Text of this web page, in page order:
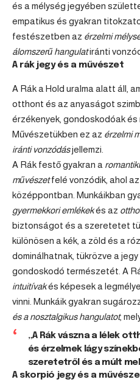
és a mélység jegyében
empatikus és gyakran
festészetben az érzelmi
álomszerű hangulatiránti
A rák jegy és a művészet
A Rák a Hold uralma alatt áll,
otthont és az anyaságot
érzékenyek, gondoskodóak
Művészetükben ez az érzelmi
iránti vonzódásjellemzi.
A Rák festő gyakran a
művészetfelé vonzódik, ahol az
középpontban. Munkáikban
gyermekkori emlékekés az
biztonságot és a szeretetet
különösen a kék, a zöld és a
dominálhatnak, tükrözve a
gondoskodó természetét. A
intuitívakés képesek a
vinni. Munkáik gyakran
és a nosztalgikus hangulatot,
„A Rák vászna a lélek
és érzelmek lágy
szeretetről és a múlt
A skorpió jegy és a